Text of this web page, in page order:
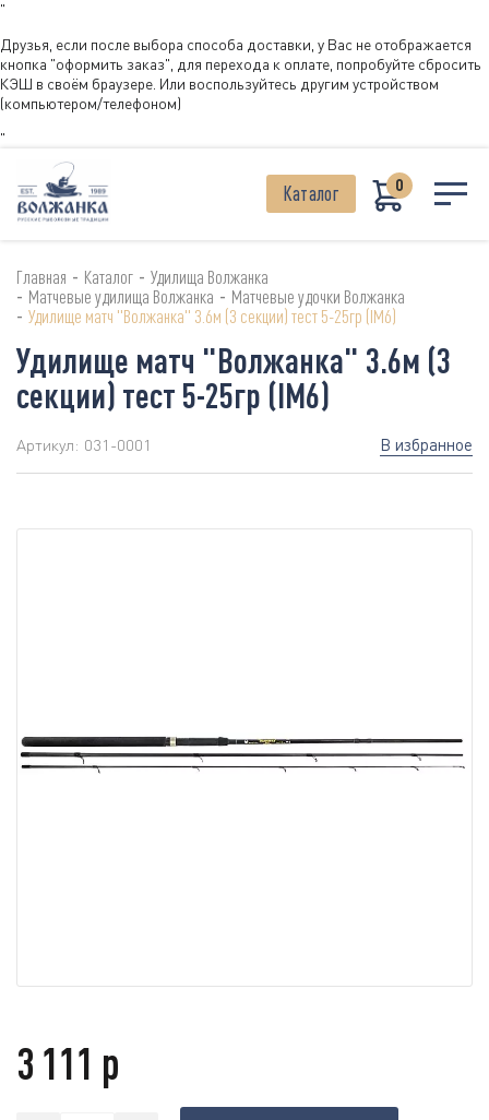
"
Друзья, если после выбора способа доставки, у Вас не отображается
кнопка "оформить заказ", для перехода к оплате, попробуйте сбросить
КЭШ в своём браузере. Или воспользуйтесь другим устройством
(компьютером/телефоном)
"
Каталог 0
Главная - Каталог - Удилища Волжанка
- Матчевые удилища Волжанка - Матчевые удочки Волжанка
- Удилище матч "Волжанка" 3.6м (3 секции) тест 5-25гр (IM6)
Удилище матч "Волжанка" 3.6м (3
секции) тест 5-25гр (IM6)
Артикул: 031-0001 В избранное
3 111 р